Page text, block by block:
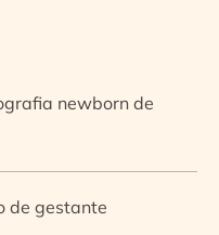
newborn de
de gestante